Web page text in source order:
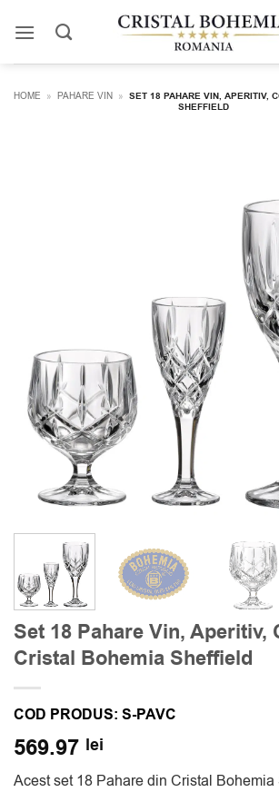
HOME » PAHARE VIN » SET 18 PAHARE VIN, APERITIV,
SHEFFIELD
Set 18 Pahare Vin, Aperitiv,
Cristal Bohemia Sheffield
COD PRODUS: S-PAVC
569.97 lei
Acest set 18 Pahare din Cristal